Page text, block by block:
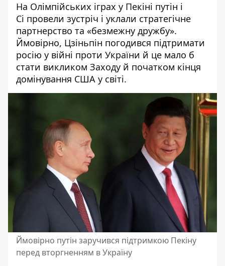
На Олімпійських іграх у Пекіні путін і
Сі провели зустріч і уклали стратегічне
партнерство та «безмежну дружбу».
Ймовірно, Цзіньпін погодився підтримати
росію у війні проти України й це мало б
стати викликом Заходу й початком кінця
домінування США у світі.
Ймовірно путін заручився підтримкою Пекіну
перед вторгненням в Україну